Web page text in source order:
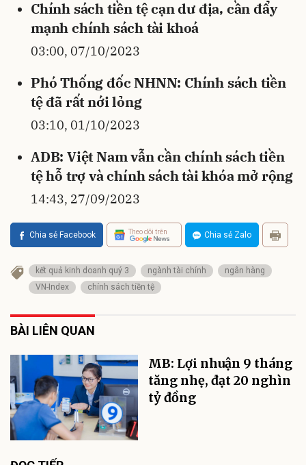
Chính sách tiền tệ cạn dư địa, cần đẩy
mạnh chính sách tài khoá
03:00, 07/10/2023
Phó Thống đốc NHNN: Chính sách tiền
tệ đã rất nới lỏng
03:10, 01/10/2023
ADB: Việt Nam vẫn cần chính sách tiền
tệ hỗ trợ và chính sách tài khóa mở rộng
14:43, 27/09/2023
Chia sẻ Facebook Theo dõi trên Chia sẻ Zalo
kết quả kinh doanh quý 3 ngành tài chính
ngân hàng
VN-Index
chính sách tiền tệ
BÀI LIÊN QUAN
MB: Lợi nhuận 9 tháng
tăng nhẹ, đạt 20 nghìn
tỷ đồng